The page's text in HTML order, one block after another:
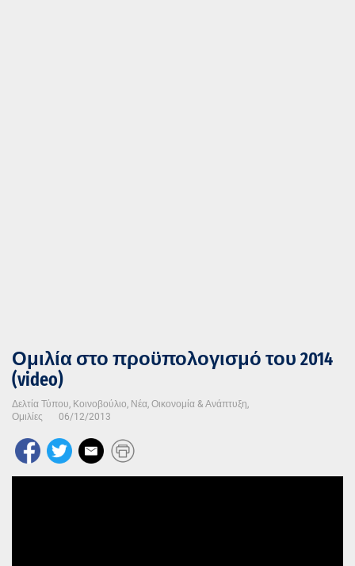
Ομιλία στο προϋπολογισμό του 2014
(video)
Δελτία Τύπου, Κοινοβούλιο, Νέα, Οικονομία & Ανάπτυξη,
Ομιλίες
06/12/2013